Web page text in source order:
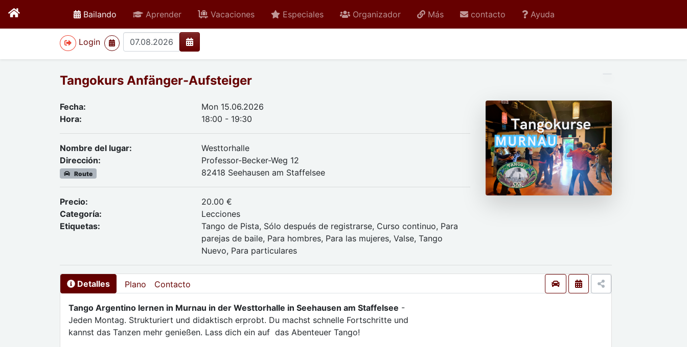
Bailando active Aprender Vacaciones Especiales Organizador Más contacto Ayuda
Login
>
Tangokurs Anfänger-Aufsteiger
Fecha:
Mon 15.06.2026
Hora:
18:00 - 19:30
Nombre del lugar:
Westtorhalle
Dirección:
Route
Professor-Becker-Weg 12
82418 Seehausen am Staffelsee
Precio:
20.00 €
Categoría:
Lecciones
Etiquetas:
Tango de Pista, Sólo después de registrarse, Curso continuo, Para
parejas de baile, Para hombres, Para las mujeres, Valse, Tango
Nuevo, Para particulares
Detalles Plano Contacto
Tango Argentino lernen in Murnau in der Westtorhalle in Seehausen am Staffelsee -
Jeden Montag. Strukturiert und didaktisch erprobt. Du machst schnelle Fortschritte und
kannst das Tanzen mehr genießen. Lass dich ein auf das Abenteuer Tango!